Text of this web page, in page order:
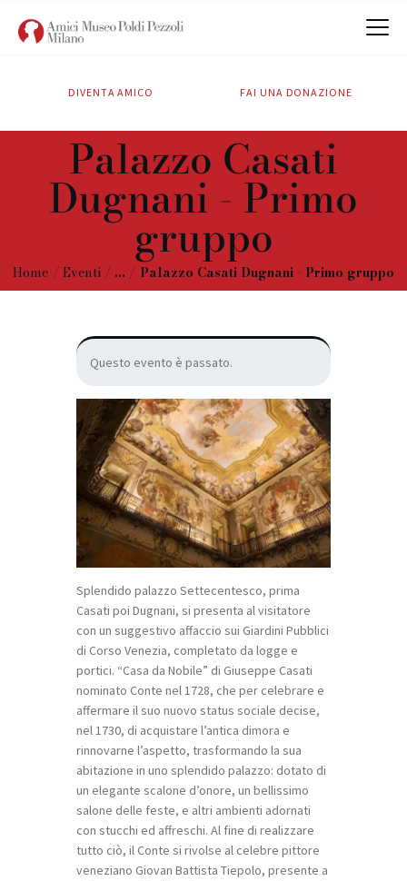
DIVENTA AMICO FAI UNA DONAZIONE
Palazzo Casati
Dugnani - Primo
gruppo
Home Eventi ... Palazzo Casati Dugnani - Primo gruppo
ATTIVITÀ
SOSTIENICI
CONTATTI
Questo evento è passato.
Splendido palazzo Settecentesco, prima
Casati poi Dugnani, si presenta al visitatore
con un suggestivo affaccio sui Giardini Pubblici
di Corso Venezia, completato da logge e
portici. “Casa da Nobile” di Giuseppe Casati
nominato Conte nel 1728, che per celebrare e
affermare il suo nuovo status sociale decise,
nel 1730, di acquistare l’antica dimora e
rinnovarne l’aspetto, trasformando la sua
abitazione in uno splendido palazzo: dotato di
un elegante scalone d’onore, un bellissimo
salone delle feste, e altri ambienti adornati
con stucchi ed affreschi. Al fine di realizzare
tutto ciò, il Conte si rivolse al celebre pittore
veneziano Giovan Battista Tiepolo, presente a